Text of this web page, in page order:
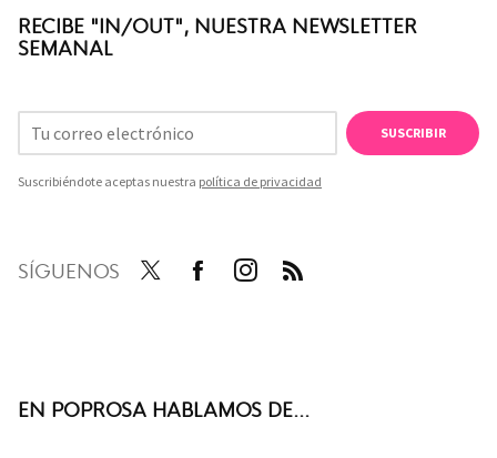
RECIBE "IN/OUT", NUESTRA NEWSLETTER
SEMANAL
SUSCRIBIR
Suscribiéndote aceptas nuestra política de privacidad
SÍGUENOS
EN POPROSA HABLAMOS DE...